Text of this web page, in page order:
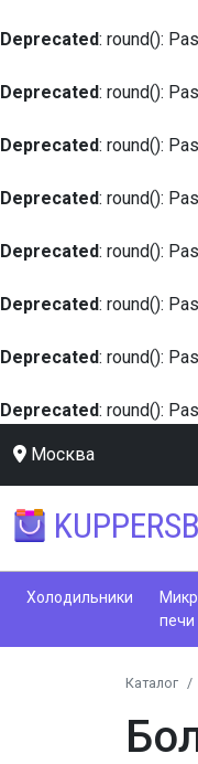
Deprecated: round():
Deprecated: round():
Deprecated: round():
Deprecated: round():
Deprecated: round():
Deprecated: round():
Deprecated: round():
Deprecated: round():
Москва
Холодильники
печи
Каталог